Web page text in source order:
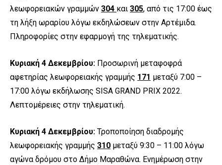
λεωφορειακών γραμμών 304 και 305, από τις 17:00 έως
τη λήξη ωραρίου λόγω εκδηλώσεων στην Αρτέμιδα.
Πληροφορίες στην εφαρμογή της τηλεματικής.
Κυριακή 4 Δεκεμβρίου: Προσωρινή μεταφοφρά
αφετηρίας λεωφορειακής γραμμής 171 μεταξύ 7:00 –
17:00 λόγω εκδήλωσης SISA GRAND PRIX 2022.
Λεπτομέρειες στην τηλεματική.
Κυριακή 4 Δεκεμβρίου: Τροποποίηση διαδρομής
λεωφορειακής γραμμής 310 μεταξύ 9:30 – 11:00 λόγω
αγώνα δρόμου στο Δήμο Μαραθώνα. Ενημέρωση στην